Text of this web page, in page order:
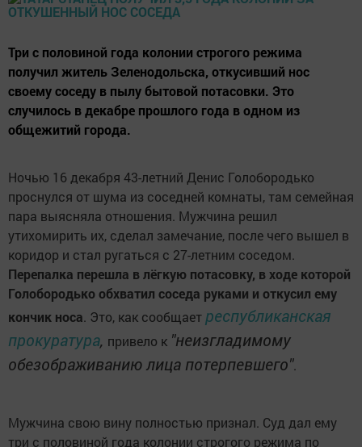
Три с половиной года колонии строгого режима
получил житель Зеленодольска, откусивший нос
своему соседу в пылу бытовой потасовки. Это
случилось в декабре прошлого года в одном из
общежитий города.
Ночью 16 декабря 43-летний Денис Голобородько
проснулся от шума из соседней комнаты, там семейная
пара выясняла отношения. Мужчина решил
утихомирить их, сделал замечание, после чего вышел в
коридор и стал ругаться с 27-летним соседом.
Перепалка перешла в лёгкую потасовку, в ходе которой
Голобородько обхватил соседа руками и откусил ему
кончик носа. Это, как сообщаетреспубликанская
прокуратура, привело к "неизгладимому
обезображиванию лица потерпевшего".
Мужчина свою вину полностью признал. Суд дал ему
три с половиной года колонии строгого режима по